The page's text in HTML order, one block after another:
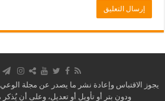
يجوز الاقتباس وإعادة نشر ما يصدر عن مجلة
ودون بتر أو تأويل أو تعديل، وعلى أن